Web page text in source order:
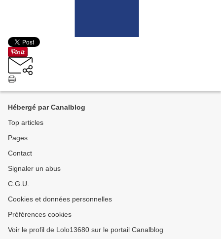
Hébergé par Canalblog
Top articles
Pages
Contact
Signaler un abus
C.G.U.
Cookies et données personnelles
Préférences cookies
Voir le profil de Lolo13680 sur le portail Canalblog